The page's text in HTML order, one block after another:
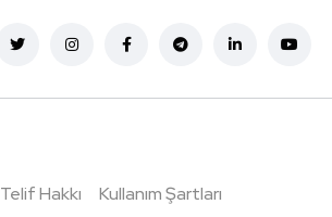
Telif Hakkı Kullanım Şartları